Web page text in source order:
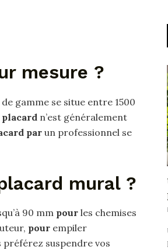
mesure ?
gamme se situe entre 1500
placard n’est généralement
par un professionnel se
mural ?
90 mm pour les chemises
pour empiler
préférez suspendre vos